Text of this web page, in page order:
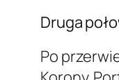
Druga
Po